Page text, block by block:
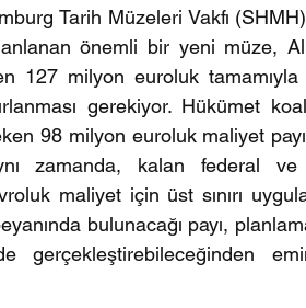
Tarih Müzeleri Vakfı (SHMH)
önemli bir yeni müze,
127 milyon euroluk tamamıyla
gerekiyor. Hükümet
98 milyon euroluk maliyet
zamanda, kalan federal ve
maliyet için üst sınırı
bulunacağı payı,
gerçekleştirebileceğinden